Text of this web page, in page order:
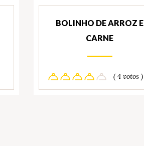
BOLINHO DE ARROZ E
CARNE
( 4 votos )